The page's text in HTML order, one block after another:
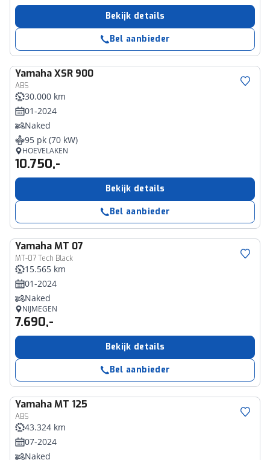
Bekijk details
Bel aanbieder
YamahaXSR 900
ABS
30.000 km
01-2024
Naked
95 pk (70 kW)
HOEVELAKEN
10.750,-
Bekijk details
Bel aanbieder
YamahaMT 07
MT-07 Tech Black
15.565 km
01-2024
Naked
NIJMEGEN
7.690,-
Bekijk details
Bel aanbieder
YamahaMT 125
ABS
43.324 km
07-2024
Naked